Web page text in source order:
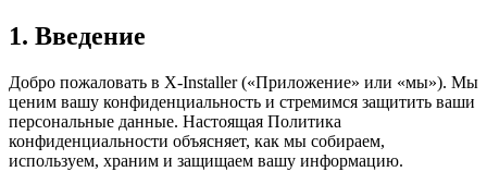
1. Введение
Добро пожаловать в X-Installer («Приложение» или «мы»). Мы
ценим вашу конфиденциальность и стремимся защитить ваши
персональные данные. Настоящая Политика
конфиденциальности объясняет, как мы собираем,
используем, храним и защищаем вашу информацию.